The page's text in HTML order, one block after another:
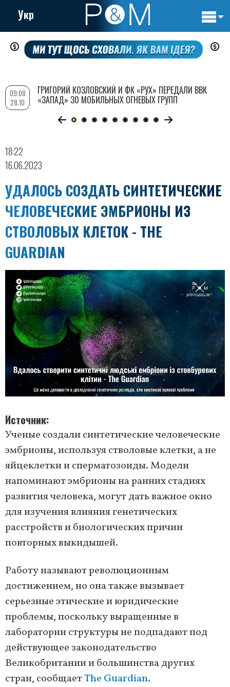
Перейти
содержанию
Укр
18:22
16.06.2023
УДАЛОСЬ СОЗДАТЬ СИНТЕТИЧЕСКИЕ
ЧЕЛОВЕЧЕСКИЕ ЭМБРИОНЫ ИЗ
СТВОЛОВЫХ КЛЕТОК - THE
GUARDIAN
Источник
Ученые создали синтетические человеческие
эмбрионы, используя стволовые клетки, а не
яйцеклетки и сперматозоиды. Модели
напоминают эмбрионы на ранних стадиях
развития человека, могут дать важное окно
для изучения влияния генетических
расстройств и биологических причин
повторных выкидышей.
Работу называют революционным
достижением, но она также вызывает
серьезные этические и юридические
проблемы, поскольку выращенные в
лаборатории структуры не подпадают под
действующее законодательство
Великобритании и большинства других
стран, сообщаетThe Guardian.
09:08
28.10
ГРИГОРИЙ КОЗЛОВСКИЙ И ФК «РУХ» ПЕРЕДАЛИ ВВК
«ЗАПАД» 30 МОБИЛЬНЫХ ОГНЕВЫХ ГРУПП